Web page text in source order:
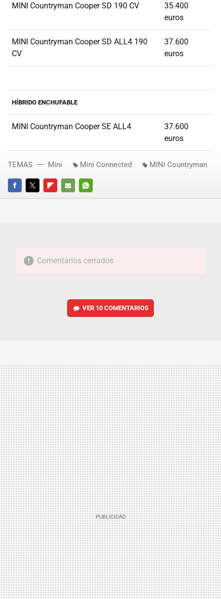
MINI Countryman Cooper SD 190 CV
35.400
euros
MINI Countryman Cooper SD ALL4 190
CV
37.600
euros
HÍBRIDO ENCHUFABLE
MINI Countryman Cooper SE ALL4
37.600
euros
FACEBOOKTWITTERFLIPBOARD
E-
WHATSAPP
TEMAS Mini Mini Connected MINI Countryman
Comentarios cerrados
VER 10 COMENTARIOS